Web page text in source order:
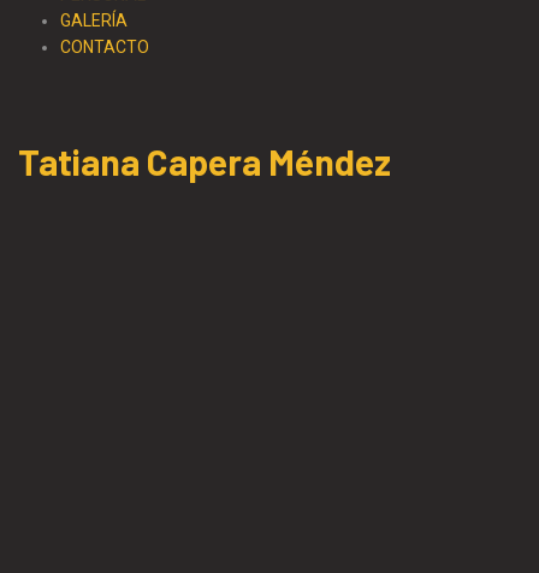
GALERÍA
CONTACTO
Tatiana Capera Méndez